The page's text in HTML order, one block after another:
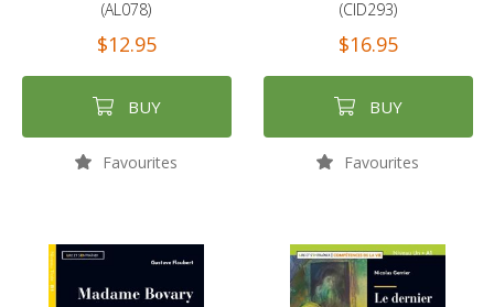
(AL078)
$12.95
BUY
Favourites
(CID293)
$16.95
BUY
Favourites